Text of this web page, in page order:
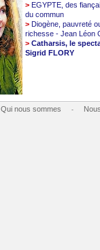
> EGYPTE, des
du commun
> Diogène, pauvreté
richesse - Jean Léon
> Catharsis, le
Sigrid FLORY
Qui nous sommes -